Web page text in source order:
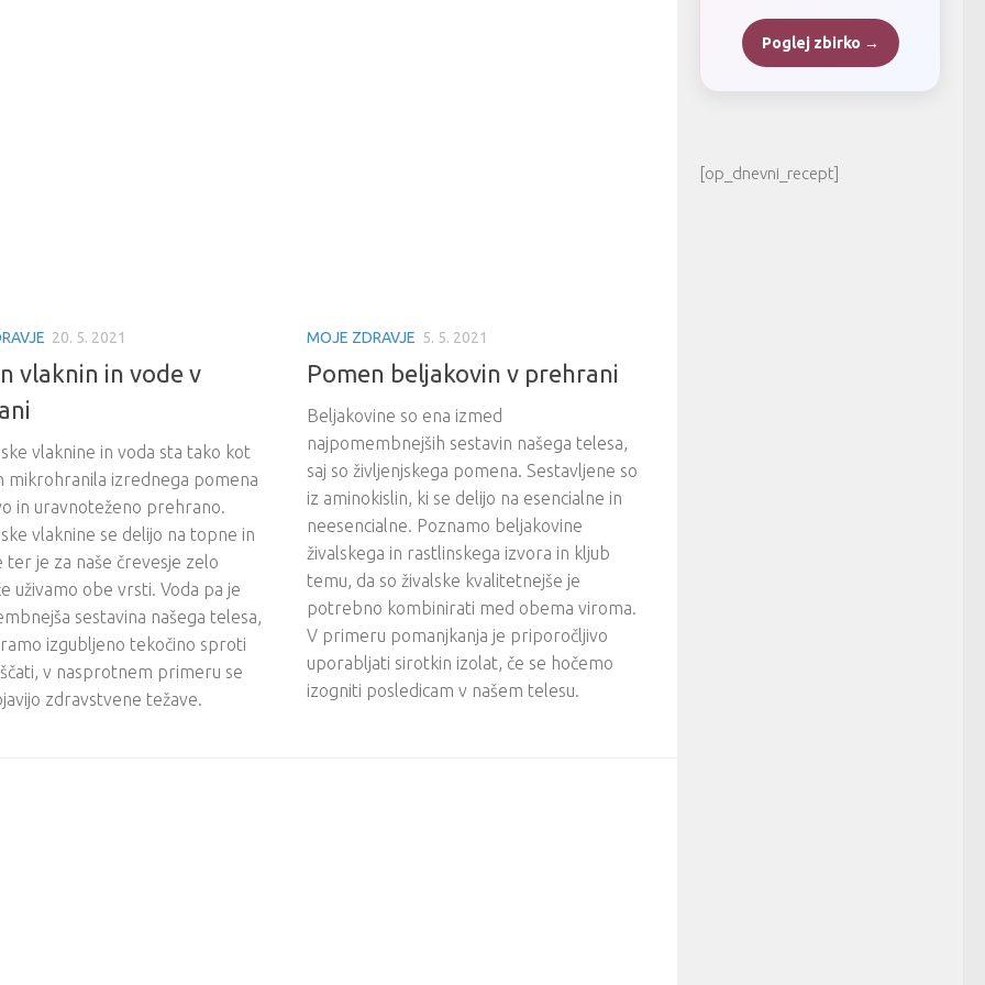
20. 5. 2021
vlaknin in vode v
vlaknine in voda sta tako kot
mikrohranila izrednega pomena
in uravnoteženo prehrano.
vlaknine se delijo na topne in
ter je za naše črevesje zelo
uživamo obe vrsti. Voda pa je
sestavina našega telesa,
izgubljeno tekočino sproti
v nasprotnem primeru se
zdravstvene težave.
MOJE ZDRAVJE 5. 5. 2021
Pomen beljakovin v prehrani
Beljakovine so ena izmed
najpomembnejših sestavin našega telesa,
saj so življenjskega pomena. Sestavljene so
iz aminokislin, ki se delijo na esencialne in
neesencialne. Poznamo beljakovine
živalskega in rastlinskega izvora in kljub
temu, da so živalske kvalitetnejše je
potrebno kombinirati med obema viroma.
V primeru pomanjkanja je priporočljivo
uporabljati sirotkin izolat, če se hočemo
izogniti posledicam v našem telesu.
Poglej zbirko →
[op_dnevni_recept]